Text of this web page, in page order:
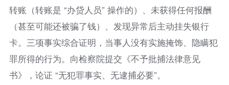
转账（转账是 “办贷人员” 操作的）、未获得任何报酬
（甚至可能还被骗了钱）、发现异常后主动挂失银行
卡。三项事实综合证明，当事人没有实施掩饰、隐瞒犯
罪所得的行为。向检察院提交《不予批捕法律意见
书》，论证 “无犯罪事实、无逮捕必要”。